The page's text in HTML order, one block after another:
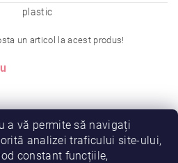
plastic
un articol la acest produs!
a vă permite să navigați
analizei traficului site-ului,
constant funcțiile,